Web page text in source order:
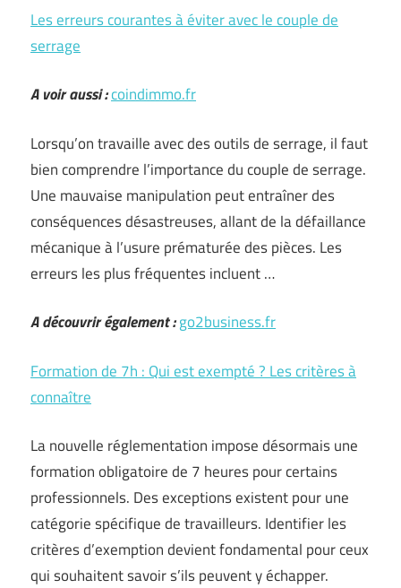
Les erreurs courantes à éviter avec le couple de
serrage
A voir aussi :coindimmo.fr
Lorsqu’on travaille avec des outils de serrage, il faut
bien comprendre l’importance du couple de serrage.
Une mauvaise manipulation peut entraîner des
conséquences désastreuses, allant de la défaillance
mécanique à l’usure prématurée des pièces. Les
erreurs les plus fréquentes incluent …
A découvrir également :go2business.fr
Formation de 7h : Qui est exempté ? Les critères à
connaître
La nouvelle réglementation impose désormais une
formation obligatoire de 7 heures pour certains
professionnels. Des exceptions existent pour une
catégorie spécifique de travailleurs. Identifier les
critères d’exemption devient fondamental pour ceux
qui souhaitent savoir s’ils peuvent y échapper.